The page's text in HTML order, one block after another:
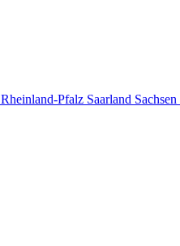
Rheinland-Pfalz Saarland Sachsen